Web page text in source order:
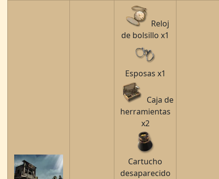
Reloj
de bolsillo x1
Esposas x1
Caja de
herramientas
x2
Cartucho
desaparecido